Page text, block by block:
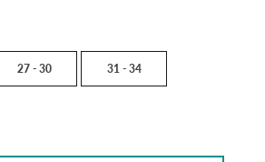
27 - 30 31 - 34